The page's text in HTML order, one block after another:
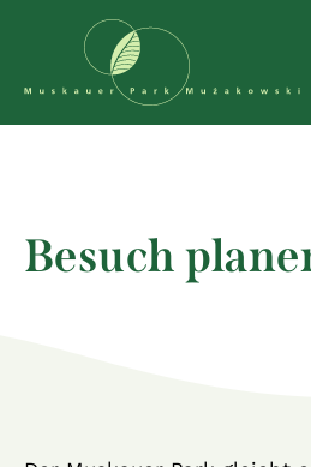
PL
Instagram
Podcast
Besuch